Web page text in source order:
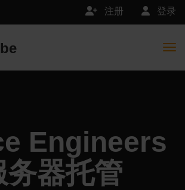
登录
注册
Engineers
务器托管